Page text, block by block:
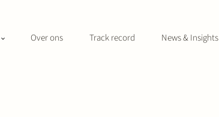
Over ons Track record News & Insights